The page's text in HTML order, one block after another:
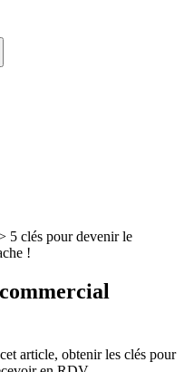
5 clés pour devenir le
!
article, obtenir les clés pour